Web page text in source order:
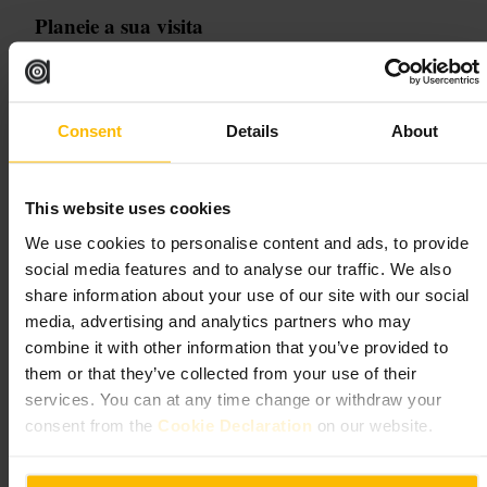
Consent Details About
This website uses cookies
We use cookies to personalise content and ads, to provide
social media features and to analyse our traffic. We also
share information about your use of our site with our social
media, advertising and analytics partners who may
combine it with other information that you’ve provided to
them or that they’ve collected from your use of their
services. You can at any time change or withdraw your
consent from the Cookie Declaration on our website.
Planeie a sua visita
Leve roupa e sapatilhas de treino, uma garrafa de água e uma pequena
antes de ir.
https://dbfitness.ie/
anda
Hercules Club
Desporto e Recreação•Ginásio e Estúdio
4,6
Imagem / ABS P O W E R L I F T I N G